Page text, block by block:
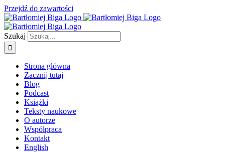
Przejdź do zawartości
Szukaj
Strona główna
Zacznij tutaj
Blog
Podcast
Książki
Teksty naukowe
O autorze
Współpraca
Kontakt
English